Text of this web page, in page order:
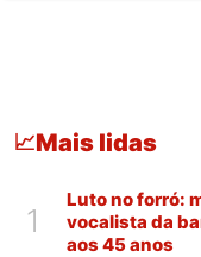
📈Mais lidas
1
Luto no forró:
vocalista da
aos 45 anos